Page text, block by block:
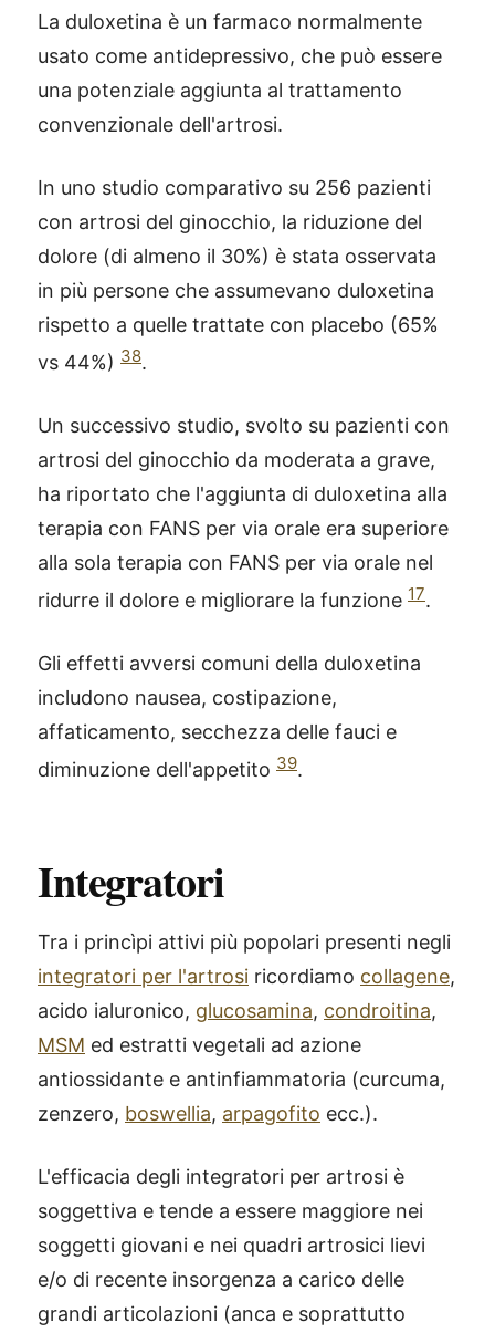
La duloxetina è un farmaco normalmente
usato come antidepressivo, che può essere
una potenziale aggiunta al trattamento
convenzionale dell'artrosi.
In uno studio comparativo su 256 pazienti
con artrosi del ginocchio, la riduzione del
dolore (di almeno il 30%) è stata osservata
in più persone che assumevano duloxetina
rispetto a quelle trattate con placebo (65%
vs 44%) 38.
Un successivo studio, svolto su pazienti con
artrosi del ginocchio da moderata a grave,
ha riportato che l'aggiunta di duloxetina alla
terapia con FANS per via orale era superiore
alla sola terapia con FANS per via orale nel
ridurre il dolore e migliorare la funzione 17.
Gli effetti avversi comuni della duloxetina
includono nausea, costipazione,
affaticamento, secchezza delle fauci e
diminuzione dell'appetito 39.
Integratori
Tra i princìpi attivi più popolari presenti negli
integratori per l'artrosi ricordiamo collagene,
acido ialuronico, glucosamina, condroitina,
MSM ed estratti vegetali ad azione
antiossidante e antinfiammatoria (curcuma,
zenzero, boswellia, arpagofito ecc.).
L'efficacia degli integratori per artrosi è
soggettiva e tende a essere maggiore nei
soggetti giovani e nei quadri artrosici lievi
e/o di recente insorgenza a carico delle
grandi articolazioni (anca e soprattutto